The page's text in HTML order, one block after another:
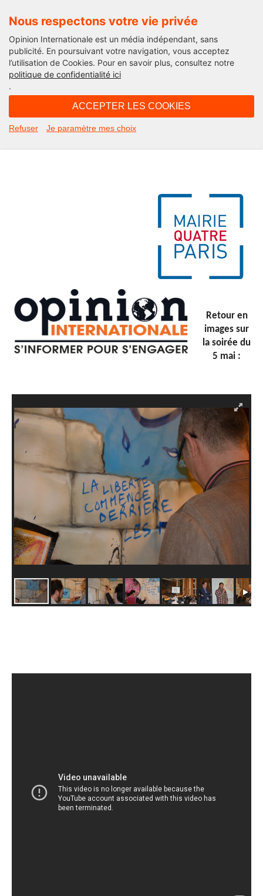
Nous respectons votre vie privée
Opinion Internationale est un média indépendant, sans
publicité. En poursuivant votre navigation, vous acceptez
l’utilisation de Cookies. Pour en savoir plus, consultez notre
politique de confidentialité ici
.
ACCEPTER LES COOKIES
Refuser Je paramètre mes choix
A vos agendas
Le mur de l’Opinion Internationale
Retour en
images sur
la soirée du
5 mai :